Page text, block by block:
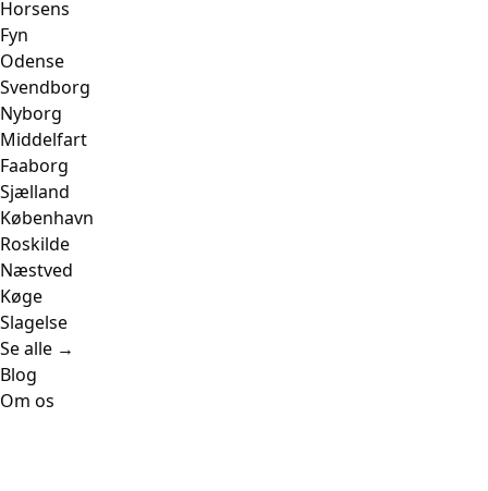
Horsens
Fyn
Odense
Svendborg
Nyborg
Middelfart
Faaborg
Sjælland
København
Roskilde
Næstved
Køge
Slagelse
Se alle →
Blog
Om os